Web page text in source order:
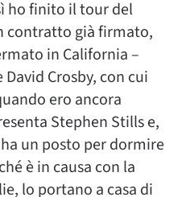
ho finito il tour del
contratto già firmato,
in California –
Crosby, con cui
ero ancora
Stephen Stills e,
un posto per dormire
è in causa con la
lo portano a casa di